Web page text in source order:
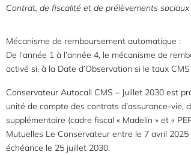
Contrat, de fiscalité et de prélèvements
Mécanisme de remboursement automatique :
De l’année 1 à l’année 4, le mécanisme de
activé si, à la Date d’Observation si le taux
Conservateur Autocall CMS – Juillet 2030 est
unité de compte des contrats d’assurance-vie,
supplémentaire (cadre fiscal « Madelin » et «
Mutuelles Le Conservateur entre le 7 avril
échéance le 25 juillet 2030.